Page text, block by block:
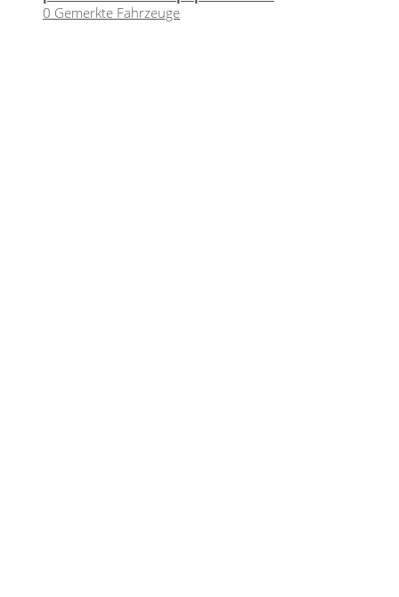
0 Gemerkte Fahrzeuge